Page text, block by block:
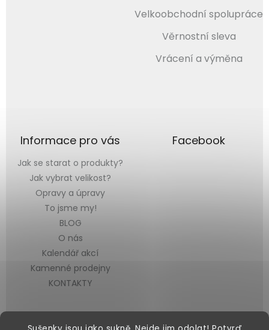
Velkoobchodní spolupráce
Věrnostní sleva
Vrácení a výměna
Informace pro vás
Jak se starat o produkty?
Jak vybrat velikost?
Opravy a úpravy
To jsme my!
BLOG
O nás
Kalendář akcí
Kamenné prodejny
KONTAKTY
Facebook